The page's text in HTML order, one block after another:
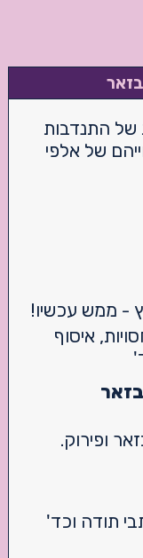
התנדבות
של אלפי
- ממש עכשיו!
איסוף
ופירוק.
תודה וכד'